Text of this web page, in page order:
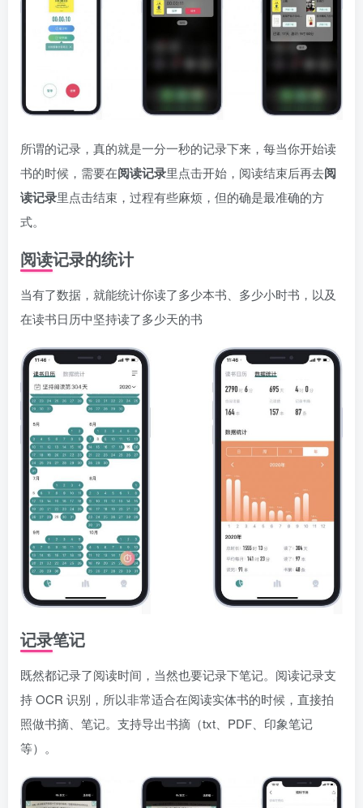
所谓的记录，真的就是一分一秒的记录下来，每当你开始读
书的时候，需要在阅读记录里点击开始，阅读结束后再去阅
读记录里点击结束，过程有些麻烦，但的确是最准确的方
式。
阅读记录的统计
当有了数据，就能统计你读了多少本书、多少小时书，以及
在读书日历中坚持读了多少天的书
记录笔记
既然都记录了阅读时间，当然也要记录下笔记。阅读记录支
持 OCR 识别，所以非常适合在阅读实体书的时候，直接拍
照做书摘、笔记。支持导出书摘（txt、PDF、印象笔记
等）。